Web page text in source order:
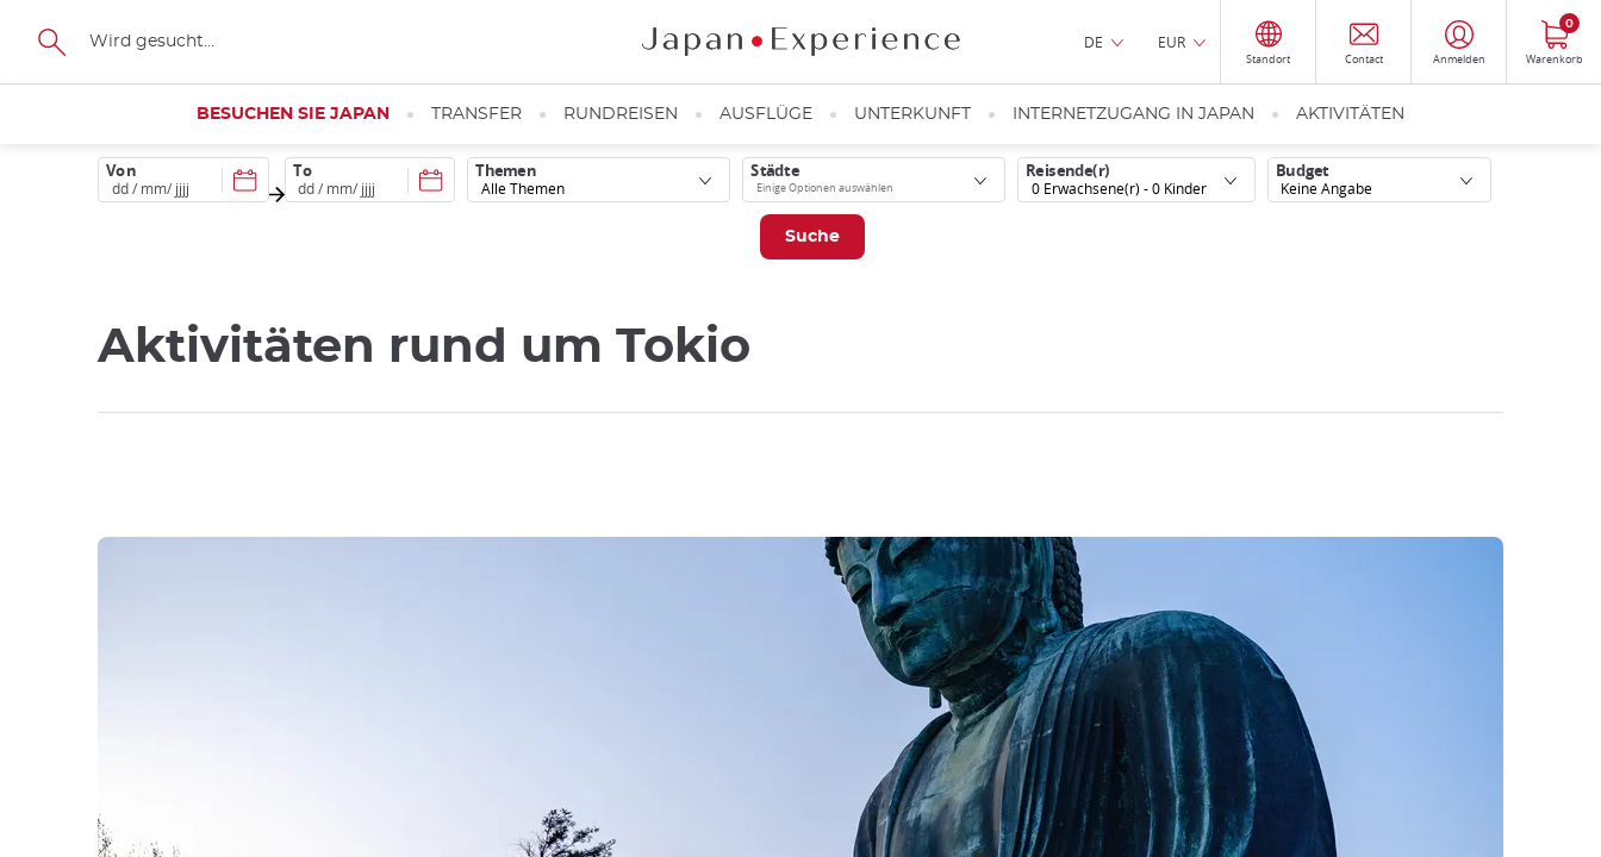
Größe
DE EUR
Standort Contact Anmelden Warenkorb
0
BESUCHEN SIE JAPAN TRANSFER RUNDREISEN AUSFLÜGE UNTERKUNFT INTERNETZUGANG IN JAPAN AKTIVITÄTEN
Von To Themen Städte
0Erwachsene(r) -0Kinder
Reisende(r) Budget
Aktivitäten rund um Tokio